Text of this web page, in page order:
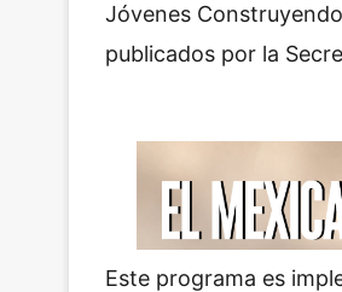
Jóvenes
publicados por la
Este programa es